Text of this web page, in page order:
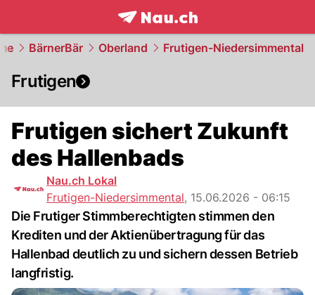
frontpage.NAU.ch
BärnerBär Oberland Frutigen-Niedersimmental
Frutigen
Frutigen sichert Zukunft
des Hallenbads
Nau.ch Lokal
Frutigen-Niedersimmental, 15.06.2026 - 06:15
Die Frutiger Stimmberechtigten stimmen den
Krediten und der Aktienübertragung für das
Hallenbad deutlich zu und sichern dessen Betrieb
langfristig.